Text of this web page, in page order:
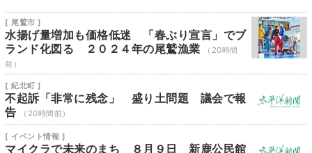
[ 尾鷲市 ]
水揚げ量増加も価格低迷 「春ぶり宣言」でブ
ランド化図る ２０２４年の尾鷲漁業
（20時間
前）
[ 紀北町 ]
不起訴「非常に残念」 盛り土問題 議会で報
告
（20時間前）
[ イベント情報 ]
マイクラで未来のまち ８月９日 新鹿公民館